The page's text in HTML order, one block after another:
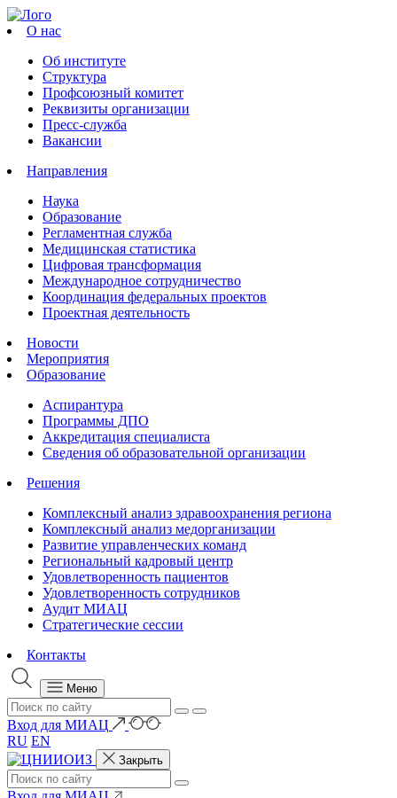
О нас
Об институте
Структура
Профсоюзный комитет
Реквизиты организации
Пресс-служба
Вакансии
Направления
Наука
Образование
Регламентная служба
Медицинская статистика
Цифровая трансформация
Международное сотрудничество
Координация федеральных проектов
Проектная деятельность
Новости
Мероприятия
Образование
Аспирантура
Программы ДПО
Аккредитация специалиста
Сведения об образовательной организации
Решения
Комплексный анализ здравоохранения региона
Комплексный анализ медорганизации
Развитие управленческих команд
Региональный кадровый центр
Удовлетворенность пациентов
Удовлетворенность сотрудников
Аудит МИАЦ
Стратегические сессии
Контакты
Меню
Вход для МИАЦ
RU EN
Закрыть